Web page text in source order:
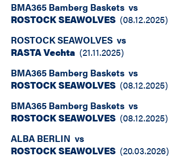
BMA365 Bamberg Baskets vs
ROSTOCK SEAWOLVES (08.12.2025)
ROSTOCK SEAWOLVES vs
RASTA Vechta (21.11.2025)
BMA365 Bamberg Baskets vs
ROSTOCK SEAWOLVES (08.12.2025)
BMA365 Bamberg Baskets vs
ROSTOCK SEAWOLVES (08.12.2025)
ALBA BERLIN vs
ROSTOCK SEAWOLVES (20.03.2026)